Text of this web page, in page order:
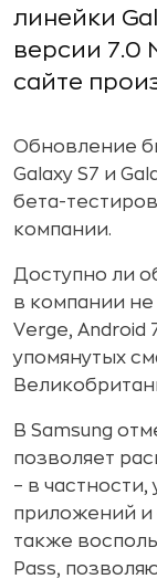
линейки
версии 7.0
сайте
Обновление
Galaxy S7 и
бета-
компании.
Доступно ли
в компании
Verge, Android
упомянутых
В Samsung
позволяет
– в частности,
приложений и
также
Pass,